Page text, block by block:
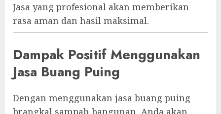
Jasa yang profesional akan memberikan
rasa aman dan hasil maksimal.
Dampak Positif Menggunakan
Jasa Buang Puing
Dengan menggunakan jasa buang puing
brangkal sampah bangunan, Anda akan